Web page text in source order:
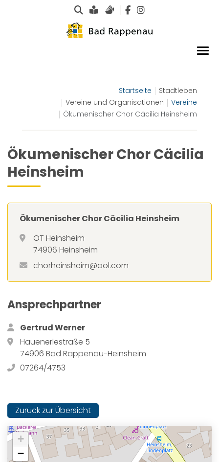
Suche
Leichte Sprache
Gebärdensprachen
Startseite
Stadtleben
Vereine und Organisationen
Vereine
Ökumenischer Chor Cäcilia Heinsheim
Ökumenischer Chor Cäcilia
Heinsheim
Ökumenischer Chor Cäcilia Heinsheim
OT Heinsheim
74906 Heinsheim
chorheinsheim@aol.com
Ansprechpartner
Gertrud Werner
Hauenerlestraße 5
74906 Bad Rappenau-Heinsheim
07264/4753
Zurück zur Übersicht
+
−